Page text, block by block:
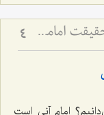
نقد دیدگاه ظاهری مردم نسبت به حقیقت امامت و ولایت 4
امام آنی است